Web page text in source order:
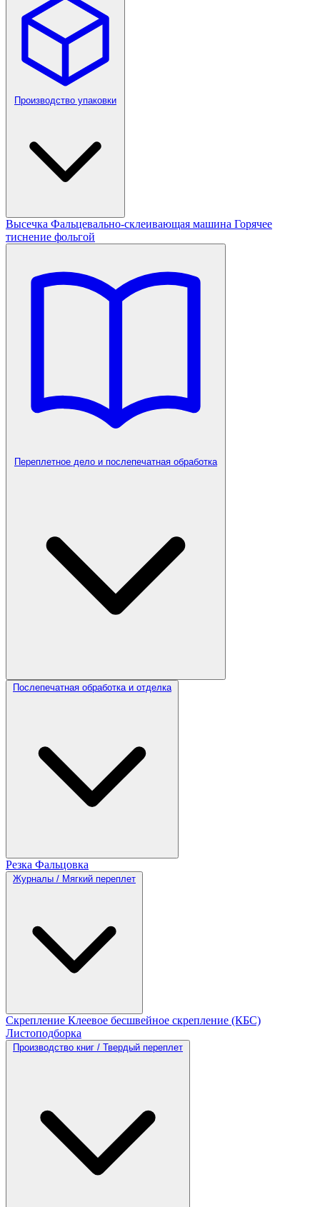
Производство упаковки
Высечка Фальцевально-склеивающая машина Горячее
тиснение фольгой
Переплетное дело и послепечатная обработка
Послепечатная обработка и отделка
Резка Фальцовка
Журналы / Мягкий переплет
Скрепление Клеевое бесшвейное скрепление (КБС)
Листоподборка
Производство книг / Твердый переплет